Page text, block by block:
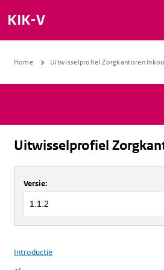
KIK-V
Home Uitwisselprofiel Zorgkantoren
Uitwisselprofiel
Over
Versie:
Introductie